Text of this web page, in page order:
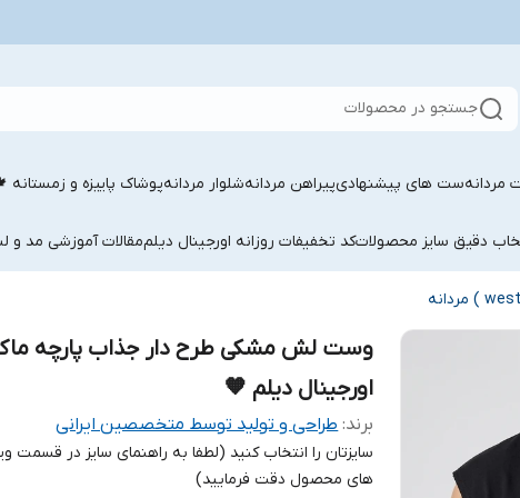
جستجو در محصولات
مردانهست های پیشنهادیپیراهن مردانهشلوار مردانهپوشاک پاییزه و زمستانه
دقیق سایز محصولاتکد تخفیفات روزانه اورجینال دیلممقالات آموزشی مد و
وست لش مشکی طرح دار جذاب پارچه
اورجینال دیلم 🧡
برند: طراحی و تولید توسط متخصصین ایرانی
سایزتان را انتخاب کنید (لطفا به راهنمای سایز در قسمت
های محصول دقت فرمایید)